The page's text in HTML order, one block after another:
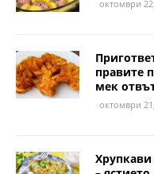
октомври
правите
мек
октомври